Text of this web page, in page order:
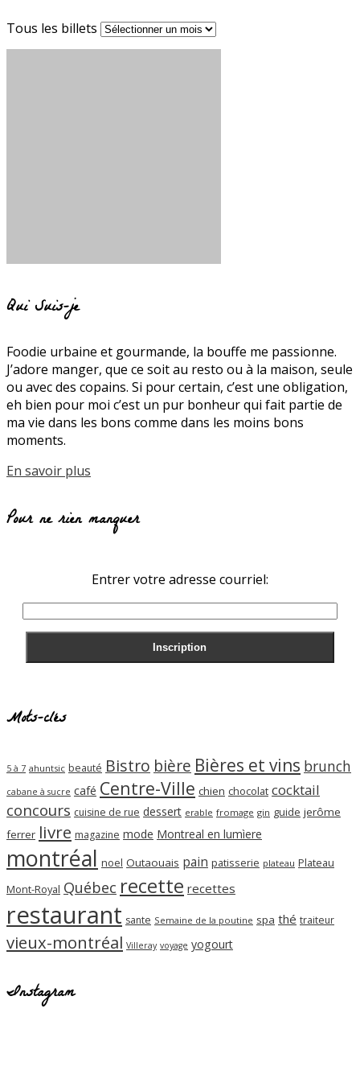
Tous les billets
Qui Suis-je
Foodie urbaine et gourmande, la bouffe me passionne.
J’adore manger, que ce soit au resto ou à la maison, seule
ou avec des copains. Si pour certain, c’est une obligation,
eh bien pour moi c’est un pur bonheur qui fait partie de
ma vie dans les bons comme dans les moins bons
moments.
En savoir plus
Pour ne rien manquer
Entrer votre adresse courriel:
Mots-clés
5 à 7 ahuntsic beauté Bistro bière Bières et vins brunch
cabane à sucre café Centre-Ville chien chocolat cocktail
concours cuisine de rue dessert erable fromage gin guide jerôme
ferrer livre magazine mode Montreal en lumìere
montréal noel Outaouais pain patisserie plateau Plateau
Mont-Royal Québec recette recettes
restaurant sante Semaine de la poutine spa thé traiteur
vieux-montréal Villeray voyage yogourt
Instagram